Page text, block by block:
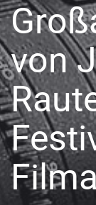
von